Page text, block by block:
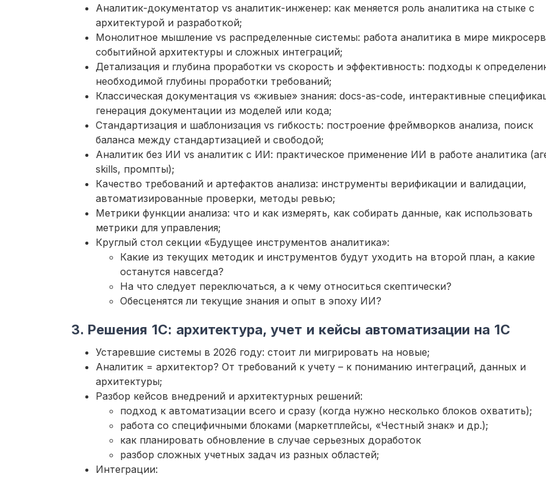
Аналитик-документатор vs аналитик-инженер: как меняется роль аналитика на стыке с
архитектурой и разработкой;
Монолитное мышление vs распределенные системы: работа аналитика в мире
событийной архитектуры и сложных интеграций;
Детализация и глубина проработки vs скорость и эффективность: подходы к
необходимой глубины проработки требований;
Классическая документация vs «живые» знания: docs-as-code, интерактивные
генерация документации из моделей или кода;
Стандартизация и шаблонизация vs гибкость: построение фреймворков анализа, поиск
баланса между стандартизацией и свободой;
Аналитик без ИИ vs аналитик с ИИ: практическое применение ИИ в работе аналитика
skills, промпты);
Качество требований и артефактов анализа: инструменты верификации и валидации,
автоматизированные проверки, методы ревью;
Метрики функции анализа: что и как измерять, как собирать данные, как использовать
метрики для управления;
Круглый стол секции «Будущее инструментов аналитика»:
Какие из текущих методик и инструментов будут уходить на второй план, а какие
останутся навсегда?
На что следует переключаться, а к чему относиться скептически?
Обесценятся ли текущие знания и опыт в эпоху ИИ?
3. Решения 1С: архитектура, учет и кейсы автоматизации на 1С
Устаревшие системы в 2026 году: стоит ли мигрировать на новые;
Аналитик = архитектор? От требований к учету – к пониманию интеграций, данных и
архитектуры;
Разбор кейсов внедрений и архитектурных решений:
подход к автоматизации всего и сразу (когда нужно несколько блоков охватить);
работа со специфичными блоками (маркетплейсы, «Честный знак» и др.);
как планировать обновление в случае серьезных доработок
разбор сложных учетных задач из разных областей;
Интеграции: